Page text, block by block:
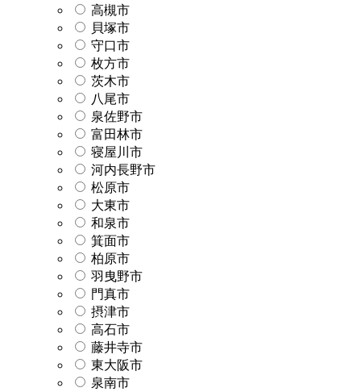
高槻市
貝塚市
守口市
枚方市
茨木市
八尾市
泉佐野市
富田林市
寝屋川市
河内長野市
松原市
大東市
和泉市
箕面市
柏原市
羽曳野市
門真市
摂津市
高石市
藤井寺市
東大阪市
泉南市